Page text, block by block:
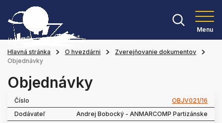
Menu
Hlavná stránka O hvezdárni
Zverejňovanie dokumentov
Objednávky
Objednávky
OBJV021/16
Andrej Bobocký - ANMARCOMP Partizánske